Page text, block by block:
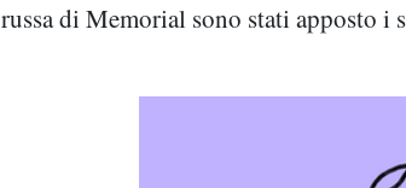
russa di Memorial sono stati apposto i